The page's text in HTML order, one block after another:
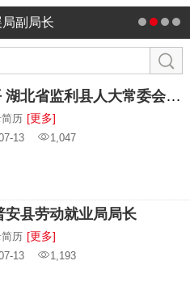
副局长
匡进平 湖北省监利县人大常委会副主任 ，原教育局长
历 [更多]
13 1,047
安县劳动就业局局长
历 [更多]
13 1,193